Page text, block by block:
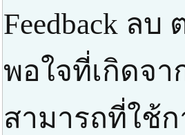
Feedback ล
พอใจที่เกิดจ
สามารถที่ใช้